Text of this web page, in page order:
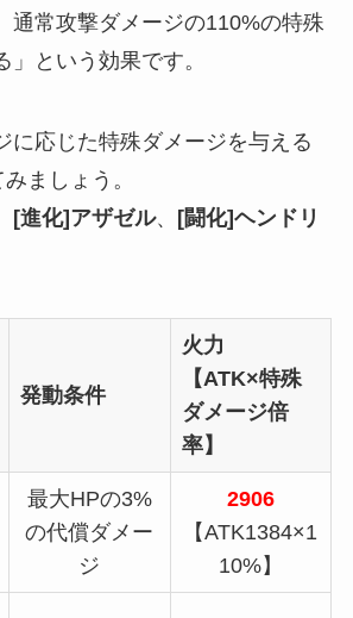
通常攻撃ダメージの110%の特殊
」という効果です。
に応じた特殊ダメージを与える
ましょう。
[進化]アザゼル、 [闘化]ヘンドリ
発動条件
火力
【ATK×特殊
ダメージ倍
率】
最大HPの3%
の代償ダメー
ジ
2906
【ATK1384×1
10%】